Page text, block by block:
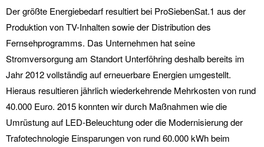
Der größte Energiebedarf resultiert bei ProSiebenSat.1 aus der
Produktion von TV-Inhalten sowie der Distribution des
Fernsehprogramms. Das Unternehmen hat seine
Stromversorgung am Standort Unterföhring deshalb bereits im
Jahr 2012 vollständig auf erneuerbare Energien umgestellt.
Hieraus resultieren jährlich wiederkehrende Mehrkosten von rund
40.000 Euro. 2015 konnten wir durch Maßnahmen wie die
Umrüstung auf LED-Beleuchtung oder die Modernisierung der
Trafotechnologie Einsparungen von rund 60.000 kWh beim